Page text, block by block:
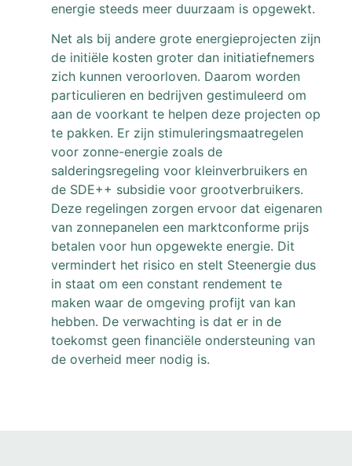
energie steeds meer duurzaam is opgewekt.
Net als bij andere grote energieprojecten zijn
de initiële kosten groter dan initiatiefnemers
zich kunnen veroorloven. Daarom worden
particulieren en bedrijven gestimuleerd om
aan de voorkant te helpen deze projecten op
te pakken. Er zijn stimuleringsmaatregelen
voor zonne-energie zoals de
salderingsregeling voor kleinverbruikers en
de SDE++ subsidie voor grootverbruikers.
Deze regelingen zorgen ervoor dat eigenaren
van zonnepanelen een marktconforme prijs
betalen voor hun opgewekte energie. Dit
vermindert het risico en stelt Steenergie dus
in staat om een constant rendement te
maken waar de omgeving profijt van kan
hebben. De verwachting is dat er in de
toekomst geen financiële ondersteuning van
de overheid meer nodig is.